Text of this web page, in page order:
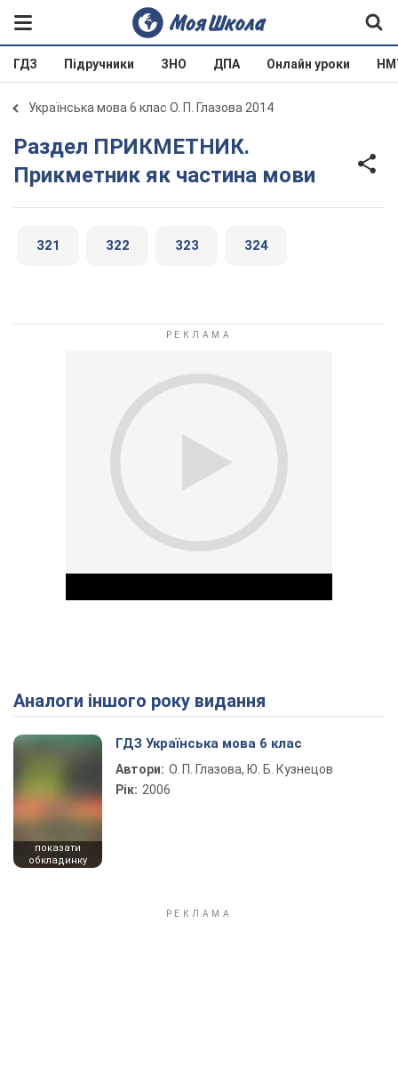
ГДЗ Підручники ЗНО ДПА Онлайн уроки
Українська мова 6 клас О. П. Глазова 2014
Раздел ПРИКМЕТНИК.
Прикметник як частина мови
321 322 323 324
Play Video
Аналоги іншого року видання
показати
обкладинку
ГДЗ Українська мова 6 клас
Автори: О. П. Глазова, Ю. Б. Кузнецов
Рік: 2006